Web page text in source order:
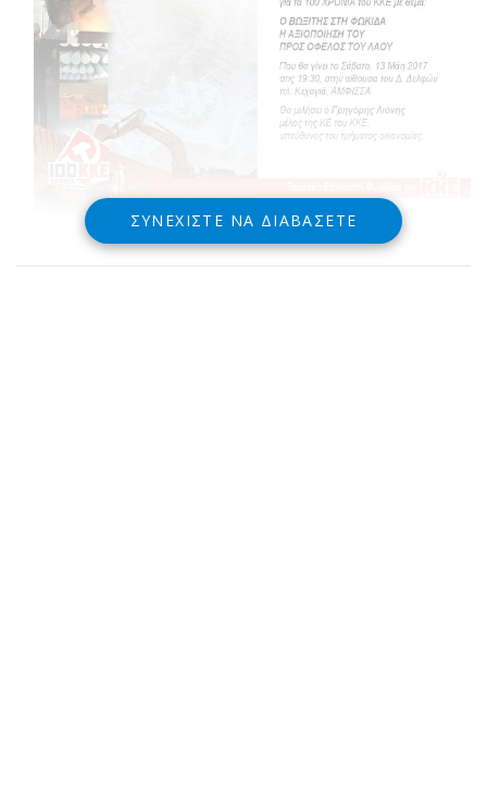
ΣΥΝΕΧΊΣΤΕ ΝΑ ΔΙΑΒΆΣΕΤΕ